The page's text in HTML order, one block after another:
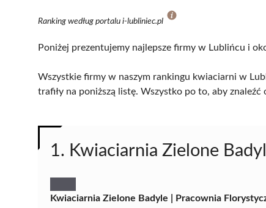
Ranking według portalu i-lubliniec.pl
Poniżej prezentujemy najlepsze firmy w Lublińcu i
Wszystkie firmy w naszym rankingu kwiaciarni w
trafiły na poniższą listę. Wszystko po to, aby
1. Kwiaciarnia Zielone
Kwiaciarnia Zielone Badyle | Pracownia